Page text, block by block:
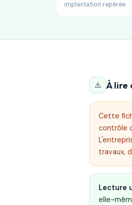
implantation repérée
⚠️ À lire
Cette
contrôle
travaux,
Lecture
elle-